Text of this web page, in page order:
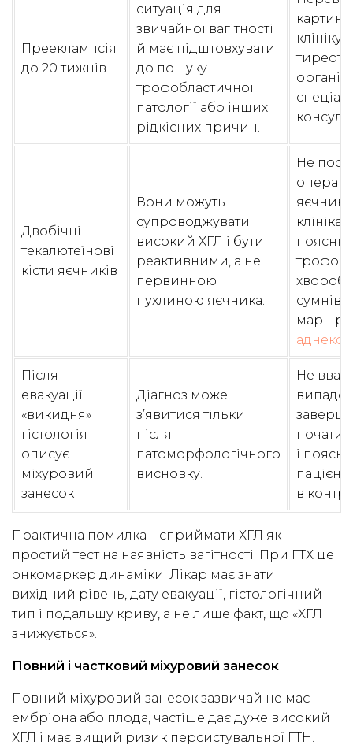
Прееклампсія
до 20 тижнів
ситуація для
звичайної вагітності
й має підштовхувати
до пошуку
трофобластичної
патології або інших
рідкісних причин.
клініку
Двобічні
текалютеїнові
кісти яєчників
Вони можуть
супроводжувати
високий ХГЛ і бути
реактивними, а не
первинною
пухлиною яєчника.
Не
клініка
Після
евакуації
«викидня»
гістологія
описує
міхуровий
занесок
Діагноз може
з’явитися тільки
після
патоморфологічного
висновку.
Не
випадок
почати
і
в
Практична помилка – сприймати ХГЛ як
простий тест на наявність вагітності. При ГТХ це
онкомаркер динаміки. Лікар має знати
вихідний рівень, дату евакуації, гістологічний
тип і подальшу криву, а не лише факт, що «ХГЛ
знижується».
Повний і частковий міхуровий занесок
Повний міхуровий занесок зазвичай не має
ембріона або плода, частіше дає дуже високий
ХГЛ і має вищий ризик персистувальної ГТН.